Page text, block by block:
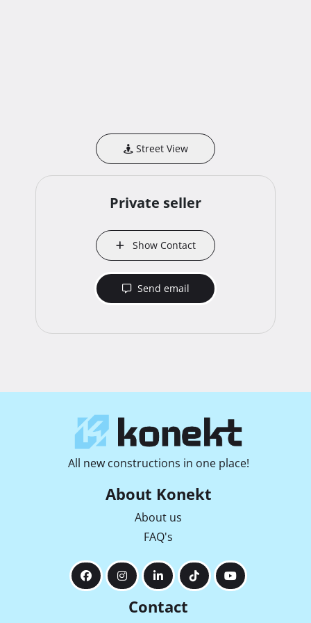
SOBA 2 10,18 1 10,18 m2
KUPAONICA 5,20 1 5,2 m2
HODNIK 5,63 1 5,63 m2
OSTAVA 1,94 1 1,94 m2
TERASA 12,74 0,5 6,37 m2
Stambeni dio: 70,49 64,12 m2
PARKING 13,00 0,25 3,25 m2
UKUPNO: 83,49 67,37 m2
UKUPNO: 242532
PAG - POVLJANA - APARTMENT WITH TWO BEDROOMS
from the centre of the city Povljana - NEWLY BUILT
Street View
Private seller
Show Contact
Send email
All new constructions in one place!
About Konekt
About us
FAQ's
Contact